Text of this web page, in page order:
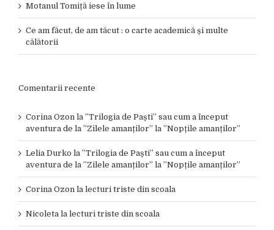
Motanul Tomiță iese în lume
Ce am făcut, de am tăcut : o carte academică și multe
călătorii
Comentarii recente
Corina Ozon la ”Trilogia de Paști” sau cum a început
aventura de la ”Zilele amanților” la ”Nopțile amanților”
Lelia Durko la ”Trilogia de Paști” sau cum a început
aventura de la ”Zilele amanților” la ”Nopțile amanților”
Corina Ozon la lecturi triste din scoala
Nicoleta la lecturi triste din scoala